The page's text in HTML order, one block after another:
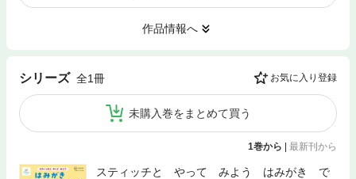
作品情報へ
シリーズ 全1冊 お気に入り登録
未購入巻をまとめて買う
1巻から | 最新刊から
スティッチと やって みよう はみがき で